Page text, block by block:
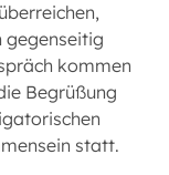
gegenseitig
kommen
Begrüßung
statt.